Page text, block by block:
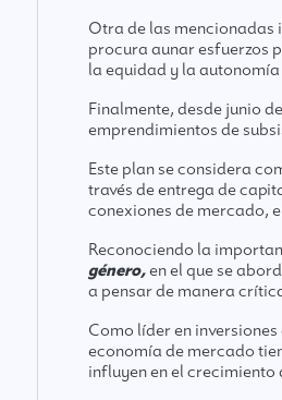
Otra de las mencionadas
procura aunar esfuerzos
la equidad y la
Finalmente, desde junio
emprendimientos de
Este plan se considera
través de entrega de
conexiones de mercado,
Reconociendo la
género,en el que se
a pensar de manera
Como líder en
economía de mercado
influyen en el